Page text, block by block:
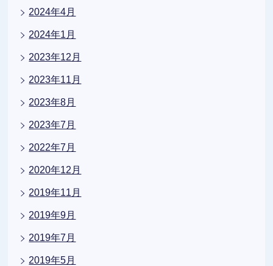
2024年4月
2024年1月
2023年12月
2023年11月
2023年8月
2023年7月
2022年7月
2020年12月
2019年11月
2019年9月
2019年7月
2019年5月